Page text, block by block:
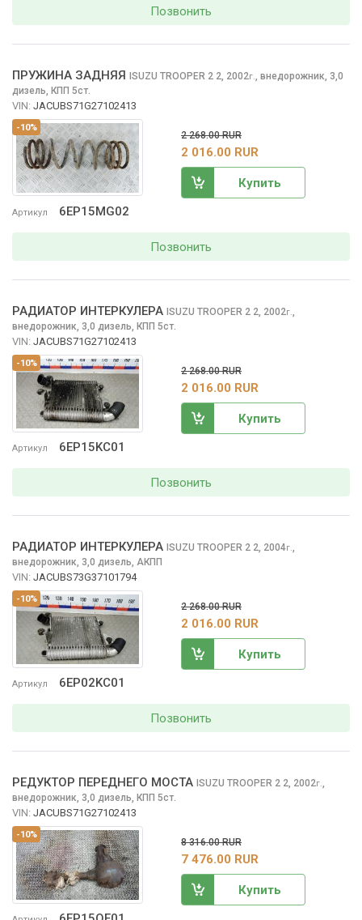
Позвонить
-10%
Артикул 6EP15MG02
ПРУЖИНА ЗАДНЯЯ ISUZU TROOPER 2 2, 2002г. внедорожник, 3,0
дизель, КПП 5ст.
VIN: JACUBS71G27102413
2 268.00 RUR
2 016.00 RUR
Купить
Позвонить
-10%
Артикул 6EP15KC01
РАДИАТОР ИНТЕРКУЛЕРА ISUZU TROOPER 2 2, 2002г.
внедорожник, 3,0 дизель, КПП 5ст.
VIN: JACUBS71G27102413
2 268.00 RUR
2 016.00 RUR
Купить
Позвонить
-10%
Артикул 6EP02KC01
РАДИАТОР ИНТЕРКУЛЕРА ISUZU TROOPER 2 2, 2004г.
внедорожник, 3,0 дизель, АКПП
VIN: JACUBS73G37101794
2 268.00 RUR
2 016.00 RUR
Купить
Позвонить
-10%
РЕДУКТОР ПЕРЕДНЕГО МОСТА ISUZU TROOPER 2 2, 2002г.,
внедорожник, 3,0 дизель, КПП 5ст.
VIN: JACUBS71G27102413
8 316.00 RUR
7 476.00 RUR
Купить